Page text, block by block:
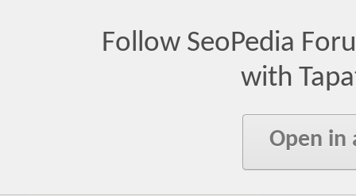
Follow SeoPedia
with
Open in